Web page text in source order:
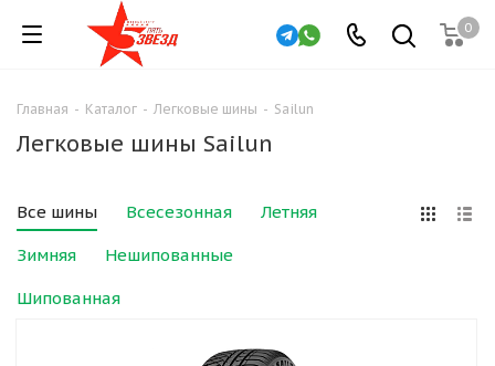
0
Главная - Каталог - Легковые шины - Sailun
Легковые шины Sailun
Все шины Всесезонная Летняя
Зимняя Нешипованные
Шипованная